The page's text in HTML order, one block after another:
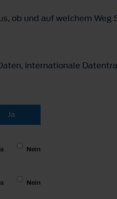
ob und auf welchem Weg
internationale
Ja
Nein
Nein